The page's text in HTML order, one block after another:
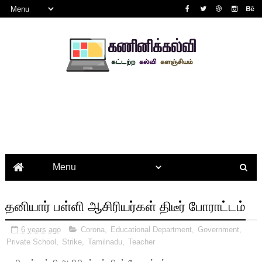
தனியார் பள்ளி ஆசிரியர்கள் திடீர் போராட்டம்
6 years ago Corona Educational Department Government
Private School
Strike, Tamilnadu Teacher